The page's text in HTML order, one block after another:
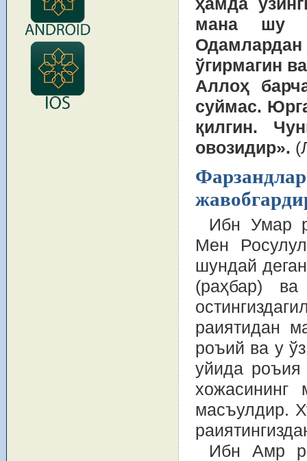
мана шу
ўгирмагин
Аллоҳ
суймас.
қилгин.
овозидир».
Ибн Умар
Мен
шундай
(раҳбар) ва
раиятидан
роъий ва у
уйида роъия
масъулдир.
Ибн Амр